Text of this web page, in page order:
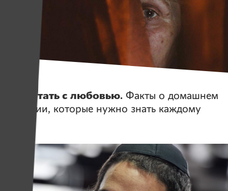
Не путать с любовью. Факты о домашнем
насилии, которые нужно знать каждому